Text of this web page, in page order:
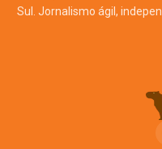
Sul. Jornalismo ágil,